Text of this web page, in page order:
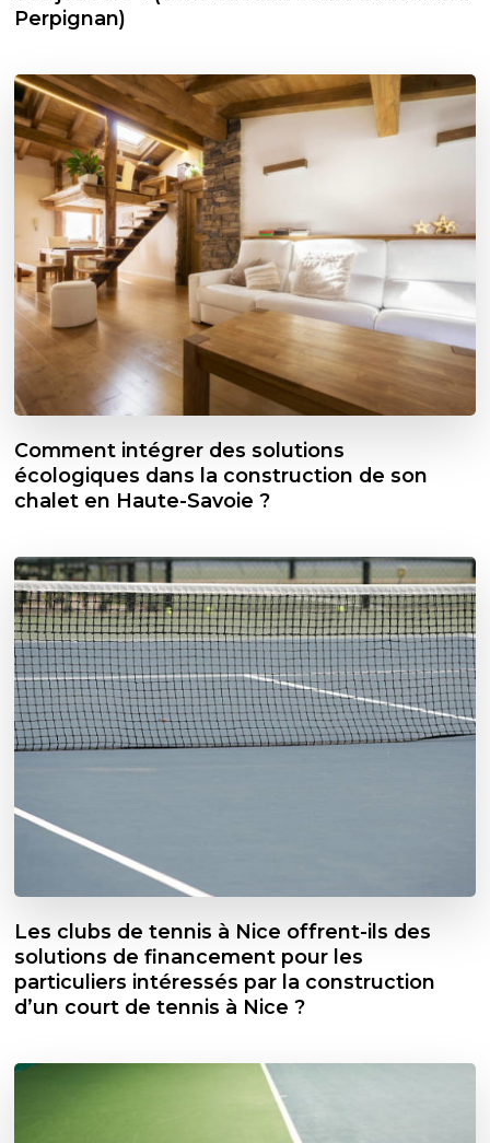
Perpignan)
Comment intégrer des solutions
écologiques dans la construction de son
chalet en Haute-Savoie ?
Les clubs de tennis à Nice offrent-ils des
solutions de financement pour les
particuliers intéressés par la construction
d’un court de tennis à Nice ?